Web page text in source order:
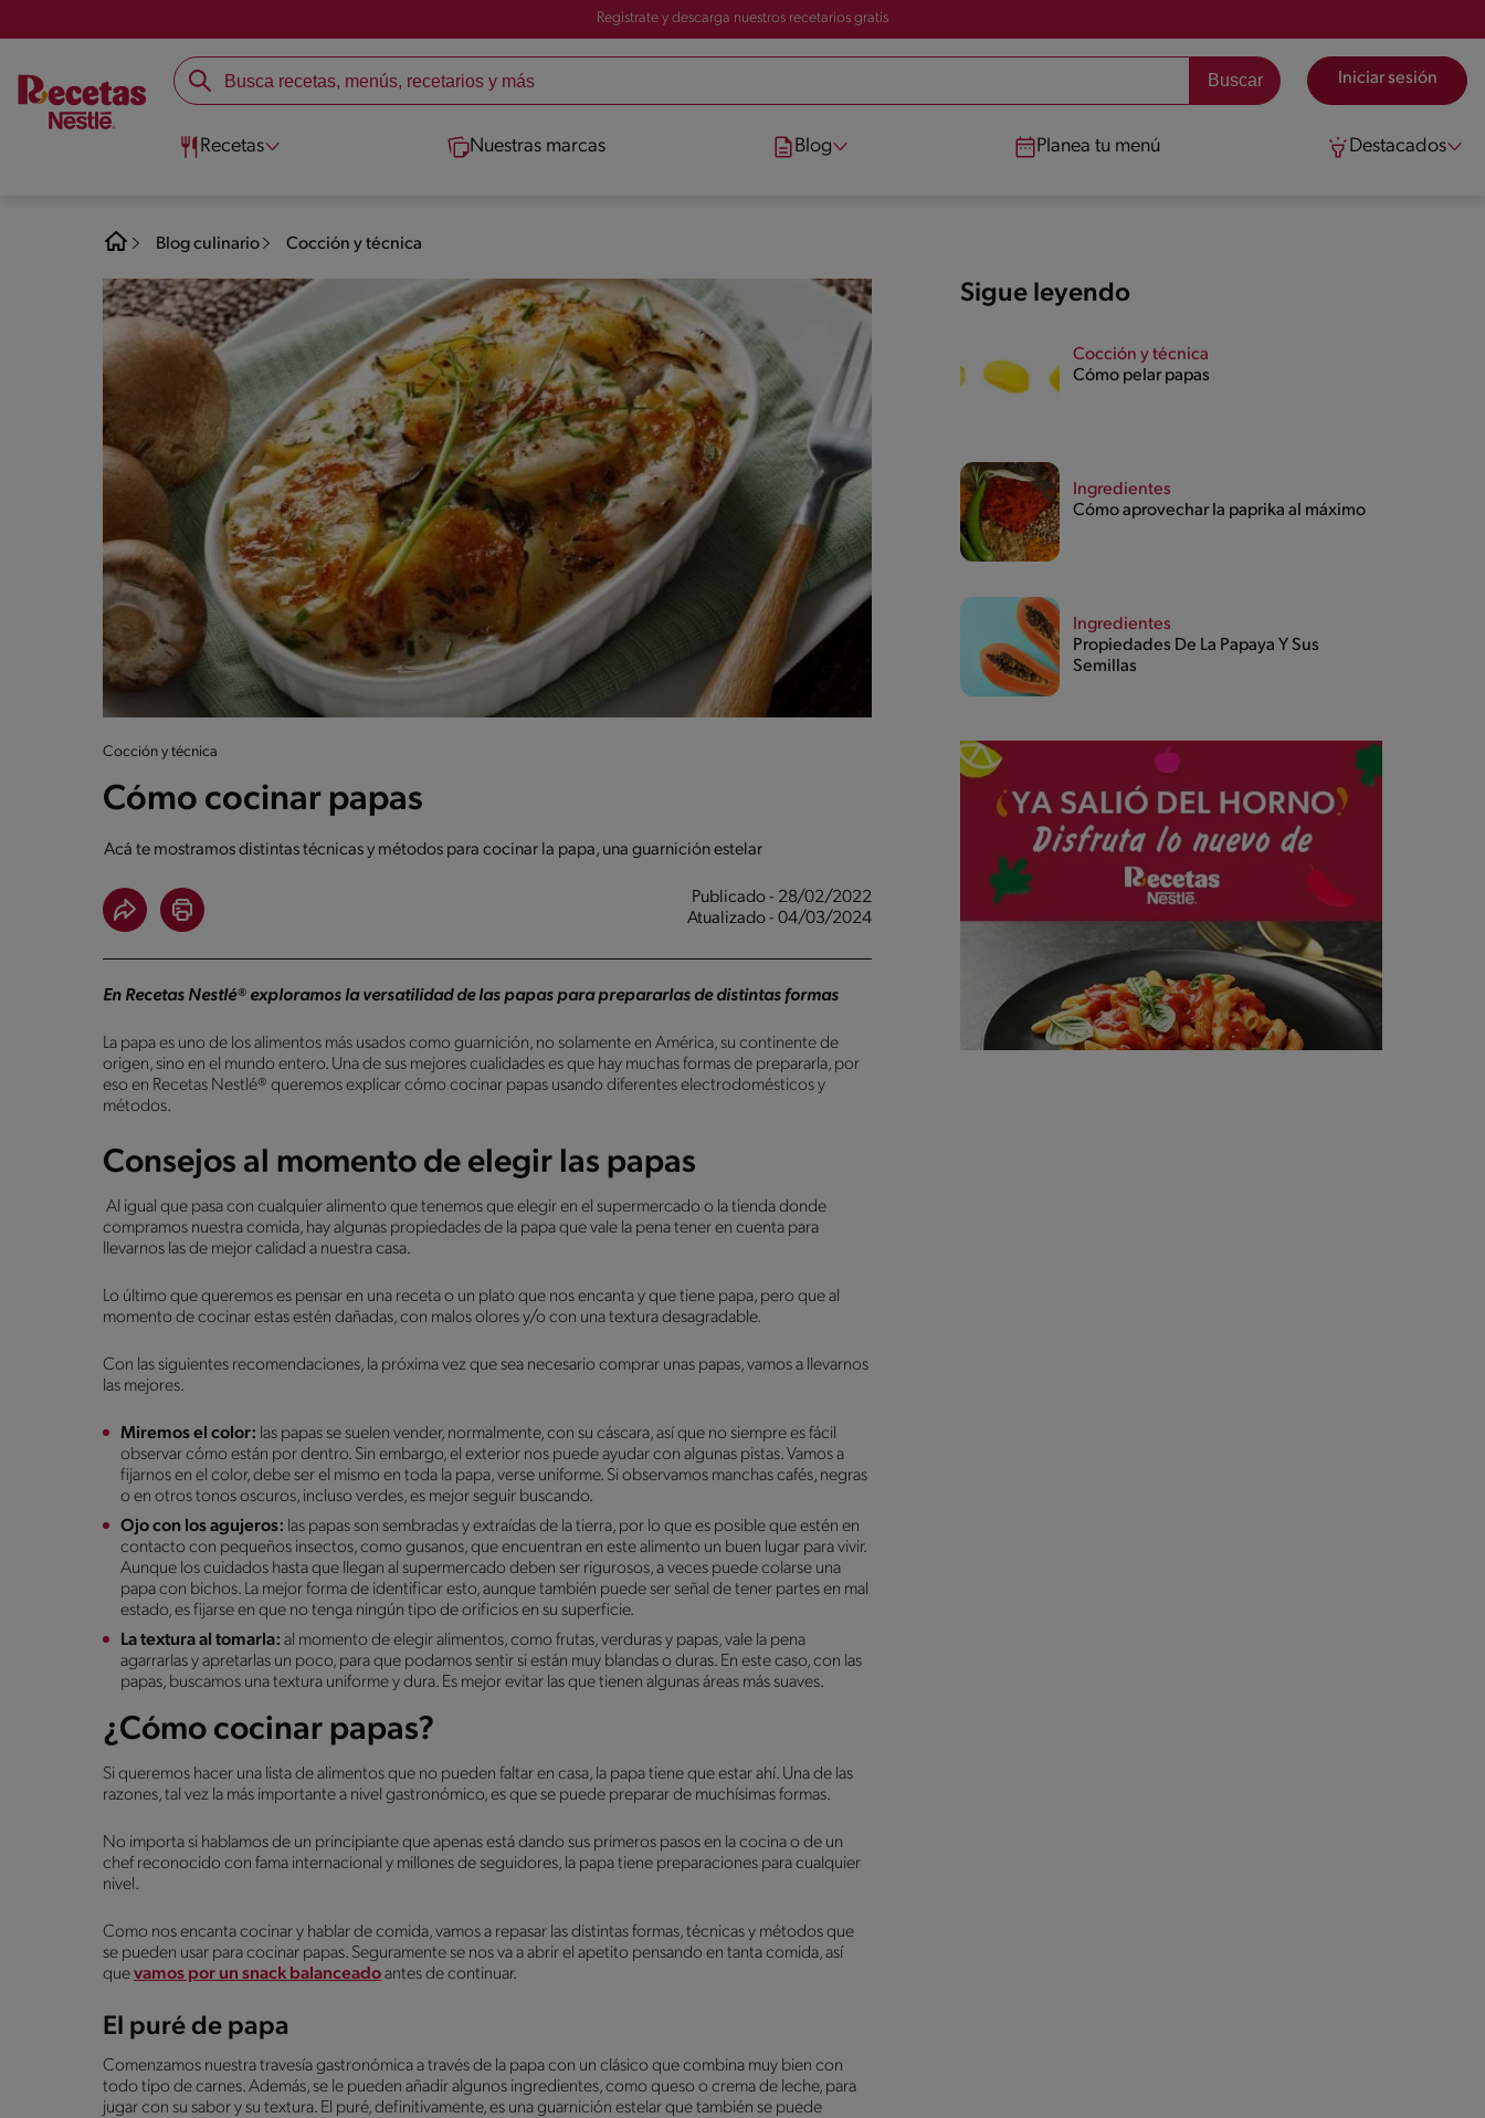
Registrate y descarga nuestros recetarios gratis
Iniciar sesión
Recetas Nuestras marcas Blog Planea tu menú Destacados
Blog culinario Cocción y técnica
Cocción y técnica
Cómo cocinar papas
Acá te mostramos distintas técnicas y métodos para cocinar la papa, una guarnición estelar
Publicado - 28/02/2022
Atualizado - 04/03/2024
En Recetas Nestlé® exploramos la versatilidad de las papas para prepararlas de distintas formas
La papa es uno de los alimentos más usados como guarnición, no solamente en América, su continente de
origen, sino en el mundo entero. Una de sus mejores cualidades es que hay muchas formas de prepararla, por
eso en Recetas Nestlé® queremos explicar cómo cocinar papas usando diferentes electrodomésticos y
métodos.
Consejos al momento de elegir las papas
Al igual que pasa con cualquier alimento que tenemos que elegir en el supermercado o la tienda donde
compramos nuestra comida, hay algunas propiedades de la papa que vale la pena tener en cuenta para
llevarnos las de mejor calidad a nuestra casa.
Lo último que queremos es pensar en una receta o un plato que nos encanta y que tiene papa, pero que al
momento de cocinar estas estén dañadas, con malos olores y/o con una textura desagradable.
Con las siguientes recomendaciones, la próxima vez que sea necesario comprar unas papas, vamos a llevarnos
las mejores.
Miremos el color: las papas se suelen vender, normalmente, con su cáscara, así que no siempre es fácil
observar cómo están por dentro. Sin embargo, el exterior nos puede ayudar con algunas pistas. Vamos a
fijarnos en el color, debe ser el mismo en toda la papa, verse uniforme. Si observamos manchas cafés, negras
o en otros tonos oscuros, incluso verdes, es mejor seguir buscando.
Ojo con los agujeros: las papas son sembradas y extraídas de la tierra, por lo que es posible que estén en
contacto con pequeños insectos, como gusanos, que encuentran en este alimento un buen lugar para vivir.
Aunque los cuidados hasta que llegan al supermercado deben ser rigurosos, a veces puede colarse una
papa con bichos. La mejor forma de identificar esto, aunque también puede ser señal de tener partes en mal
estado, es fijarse en que no tenga ningún tipo de orificios en su superficie.
La textura al tomarla: al momento de elegir alimentos, como frutas, verduras y papas, vale la pena
agarrarlas y apretarlas un poco, para que podamos sentir si están muy blandas o duras. En este caso, con las
papas, buscamos una textura uniforme y dura. Es mejor evitar las que tienen algunas áreas más suaves.
¿Cómo cocinar papas?
Si queremos hacer una lista de alimentos que no pueden faltar en casa, la papa tiene que estar ahí. Una de las
razones, tal vez la más importante a nivel gastronómico, es que se puede preparar de muchísimas formas.
No importa si hablamos de un principiante que apenas está dando sus primeros pasos en la cocina o de un
chef reconocido con fama internacional y millones de seguidores, la papa tiene preparaciones para cualquier
nivel.
Como nos encanta cocinar y hablar de comida, vamos a repasar las distintas formas, técnicas y métodos que
se pueden usar para cocinar papas. Seguramente se nos va a abrir el apetito pensando en tanta comida, así
quevamos por un snack balanceadoantes de continuar.
El puré de papa
Comenzamos nuestra travesía gastronómica a través de la papa con un clásico que combina muy bien con
todo tipo de carnes. Además, se le pueden añadir algunos ingredientes, como queso o crema de leche, para
jugar con su sabor y su textura. El puré, definitivamente, es una guarnición estelar que también se puede
Sigue leyendo
Cocción y técnica
Cómo pelar papas
Ingredientes
Cómo aprovechar la paprika al máximo
Ingredientes
Propiedades De La Papaya Y Sus
Semillas